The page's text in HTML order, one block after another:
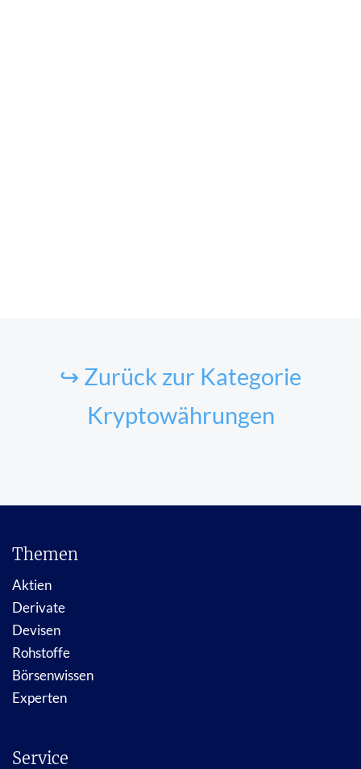
↪ Zurück zur Kategorie
Kryptowährungen
Themen
Aktien
Derivate
Devisen
Rohstoffe
Börsenwissen
Experten
Service